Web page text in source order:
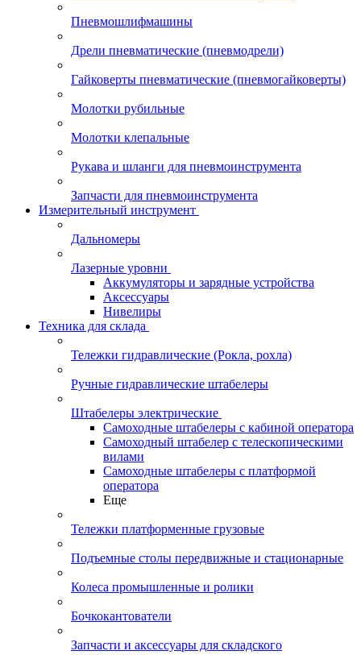
Пневмошлифмашины
Дрели пневматические (пневмодрели)
Гайковерты пневматические (пневмогайковерты)
Молотки рубильные
Молотки клепальные
Рукава и шланги для пневмоинструмента
Запчасти для пневмоинструмента
Измерительный инструмент
Дальномеры
Лазерные уровни
Аккумуляторы и зарядные устройства
Аксессуары
Нивелиры
Техника для склада
Тележки гидравлические (Рокла, рохла)
Ручные гидравлические штабелеры
Штабелеры электрические
Самоходные штабелеры с кабиной оператора
Самоходный штабелер с телескопическими
вилами
Самоходные штабелеры с платформой
оператора
Еще
Тележки платформенные грузовые
Подъемные столы передвижные и стационарные
Колеса промышленные и ролики
Бочкокантователи
Запчасти и аксессуары для складского